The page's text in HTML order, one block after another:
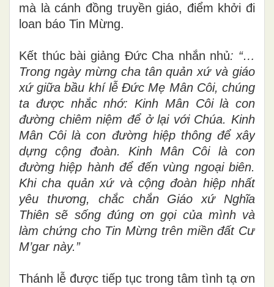
mà là cánh đồng truyền giáo, điểm khởi đi
loan báo Tin Mừng.
Kết thúc bài giảng Đức Cha nhắn nhủ: “…
Trong ngày mừng cha tân quản xứ và giáo
xứ giữa bầu khí lễ Đức Mẹ Mân Côi, chúng
ta được nhắc nhớ: Kinh Mân Côi là con
đường chiêm niệm để ở lại với Chúa. Kinh
Mân Côi là con đường hiệp thông để xây
dựng cộng đoàn. Kinh Mân Côi là con
đường hiệp hành để đến vùng ngoại biên.
Khi cha quản xứ và cộng đoàn hiệp nhất
yêu thương, chắc chắn Giáo xứ Nghĩa
Thiên sẽ sống đúng ơn gọi của mình và
làm chứng cho Tin Mừng trên miền đất Cư
M’gar này.”
Thánh lễ được tiếp tục trong tâm tình tạ ơn